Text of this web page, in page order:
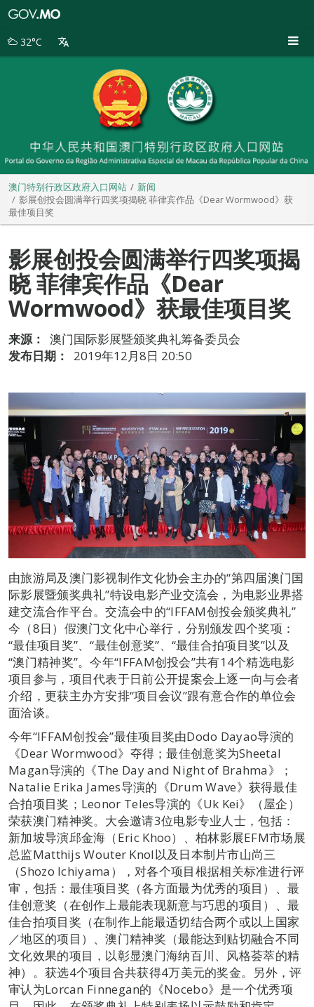
别
32°C
澳门特别行政区政府入口网站
新闻
影展创投会圆满举行四奖项揭晓 菲律宾作品《Dear Wormwood》获
最佳项目奖
影展创投会圆满举行四奖项揭
晓 菲律宾作品《Dear
Wormwood》获最佳项目奖
来源：
澳门国际影展暨颁奖典礼筹备委员会
发布日期：
2019年12月8日 20:50
由旅游局及澳门影视制作文化协会主办的“第四届澳门国
际影展暨颁奖典礼”特设电影产业交流会，为电影业界搭
建交流合作平台。交流会中的“IFFAM创投会颁奖典礼”
今（8日）假澳门文化中心举行，分别颁发四个奖项：
“最佳项目奖”、“最佳创意奖”、“最佳合拍项目奖”以及
“澳门精神奖”。今年“IFFAM创投会”共有14个精选电影
项目参与，项目代表于日前公开提案会上逐一向与会者
介绍，更获主办方安排“项目会议”跟有意合作的单位会
面洽谈。
今年“IFFAM创投会”最佳项目奖由Dodo Dayao导演的
《Dear Wormwood》夺得；最佳创意奖为Sheetal
Magan导演的《The Day and Night of Brahma》；
Natalie Erika James导演的《Drum Wave》获得最佳
合拍项目奖；Leonor Teles导演的《Uk Kei》（屋企）
荣获澳门精神奖。大会邀请3位电影专业人士，包括：
新加坡导演邱金海（Eric Khoo）、柏林影展EFM市场展
总监Matthijs Wouter Knol以及日本制片市山尚三
（Shozo Ichiyama），对各个项目根据相关标准进行评
审，包括：最佳项目奖（各方面最为优秀的项目）、最
佳创意奖（在创作上最能表现新意与巧思的项目）、最
佳合拍项目奖（在制作上能最适切结合两个或以上国家
／地区的项目）、澳门精神奖（最能达到贴切融合不同
文化效果的项目，以彰显澳门海纳百川、风格荟萃的精
神）。获选4个项目合共获得4万美元的奖金。另外，评
审认为Lorcan Finnegan的《Nocebo》是一个优秀项